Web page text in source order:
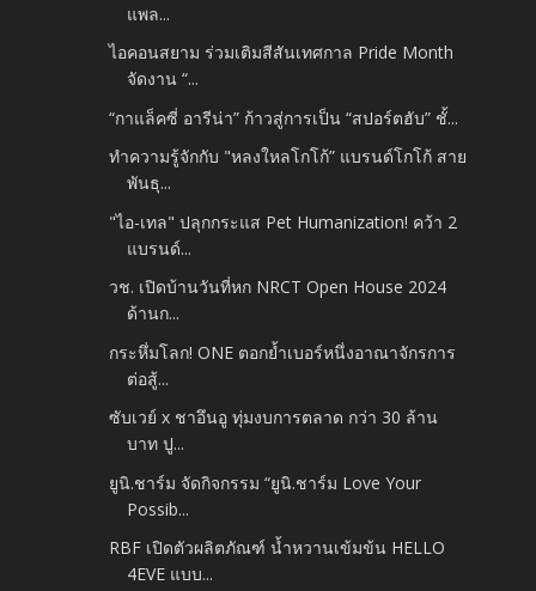
แพล...
ไอคอนสยาม ร่วมเติมสีสันเทศกาล Pride Month
จัดงาน “...
“กาแล็คซี่ อารีน่า” ก้าวสู่การเป็น “สปอร์ตฮับ” ชั้...
ทำความรู้จักกับ "หลงใหลโกโก้” แบรนด์โกโก้ สาย
พันธุ...
"ไอ-เทล" ปลุกกระแส Pet Humanization! คว้า 2
แบรนด์...
วช. เปิดบ้านวันที่หก NRCT Open House 2024
ด้านก...
กระหึ่มโลก! ONE ตอกย้ำเบอร์หนึ่งอาณาจักรการ
ต่อสู้...
ซับเวย์ x ชาอึนอู ทุ่มงบการตลาด กว่า 30 ล้าน
บาท ปู...
ยูนิ.ชาร์ม จัดกิจกรรม “ยูนิ.ชาร์ม Love Your
Possib...
RBF เปิดตัวผลิตภัณฑ์ น้ำหวานเข้มข้น HELLO
4EVE แบบ...